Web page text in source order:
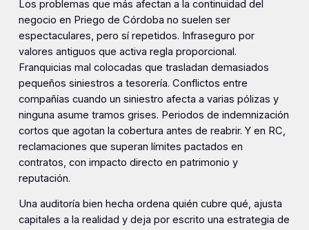
Los problemas que más afectan a la continuidad del
negocio en Priego de Córdoba no suelen ser
espectaculares, pero sí repetidos. Infraseguro por
valores antiguos que activa regla proporcional.
Franquicias mal colocadas que trasladan demasiados
pequeños siniestros a tesorería. Conflictos entre
compañías cuando un siniestro afecta a varias pólizas y
ninguna asume tramos grises. Periodos de indemnización
cortos que agotan la cobertura antes de reabrir. Y en RC,
reclamaciones que superan límites pactados en
contratos, con impacto directo en patrimonio y
reputación.
Una auditoría bien hecha ordena quién cubre qué, ajusta
capitales a la realidad y deja por escrito una estrategia de